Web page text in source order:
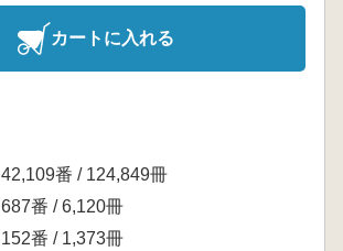
カートに入れる
42,109番 / 124,849冊
687番 / 6,120冊
152番 / 1,373冊